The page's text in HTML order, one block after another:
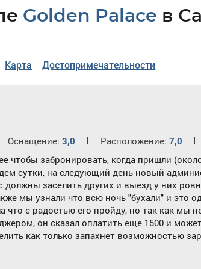
Golden Palace в
Карта Достопримечательности
Оснащение:3,0 Расположение:7,0
чтобы забронировать, когда пришли
сутки, на следующий день новый
должны заселить других и выезд у них
мы узнали что всю ночь "бухали" и это
что с радостью его пройду, но так как мы
он сказал оплатить еще 1500 и
как только запахнет возможностью